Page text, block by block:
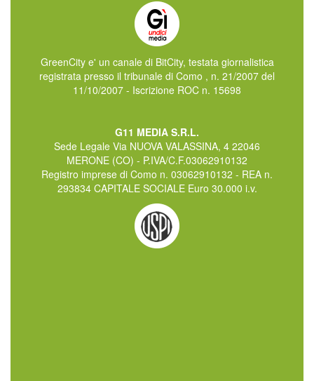
GreenCity e' un canale di BitCity, testata giornalistica
registrata presso il tribunale di Como , n. 21/2007 del
11/10/2007 - Iscrizione ROC n. 15698
G11 MEDIA S.R.L.
Sede Legale Via NUOVA VALASSINA, 4 22046
MERONE (CO) - P.IVA/C.F.03062910132
Registro imprese di Como n. 03062910132 - REA n.
293834 CAPITALE SOCIALE Euro 30.000 i.v.